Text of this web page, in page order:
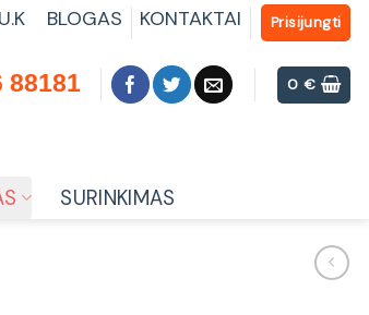
BLOGAS KONTAKTAI Prisijungti
88181 0€
SURINKIMAS